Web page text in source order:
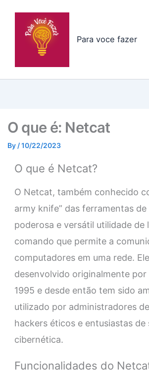
Para voce fazer
O que é: Netcat
By /10/22/2023
O que é Netcat?
O Netcat, também conhecido
army knife” das ferramentas de
poderosa e versátil utilidade de
comando que permite a
computadores em uma rede.
desenvolvido originalmente por
1995 e desde então tem sido
utilizado por administradores
hackers éticos e entusiastas de
cibernética.
Funcionalidades do